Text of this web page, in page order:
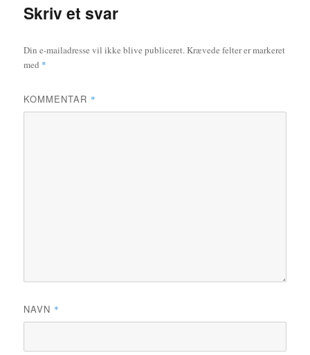
Skriv et svar
Din e-mailadresse vil ikke blive publiceret. Krævede felter er markeret
med *
KOMMENTAR *
NAVN *